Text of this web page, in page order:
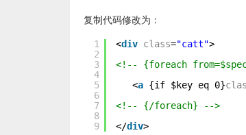
复制代码修改为：
1
2
3
4
5
6
7
8
9
<div class="catt">
<!-- {foreach
<a {if $key eq 0}
<!-- {/foreach} -->
</div>